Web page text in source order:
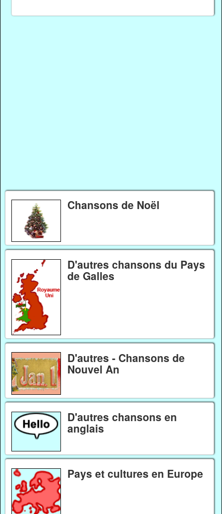
Chansons de Noël
D'autres chansons du Pays
de Galles
D'autres - Chansons de
Nouvel An
D'autres chansons en
anglais
Pays et cultures en Europe